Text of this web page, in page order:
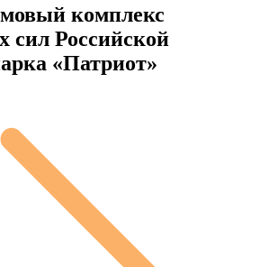
комплекс
сил Российской
«Патриот»